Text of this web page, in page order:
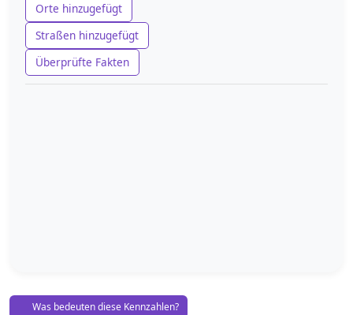
Orte hinzugefügt
Straßen hinzugefügt
Überprüfte Fakten
Was bedeuten diese Kennzahlen?